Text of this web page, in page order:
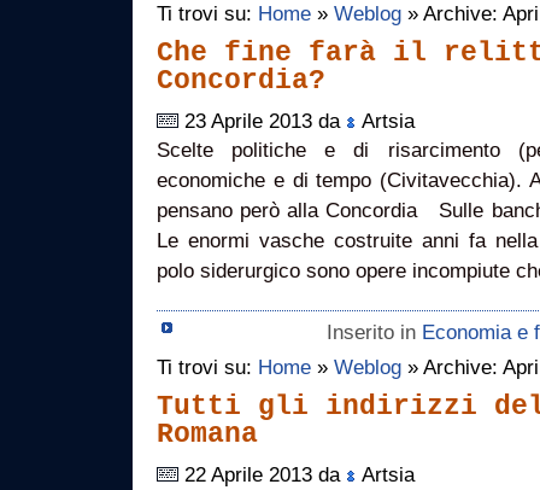
Ti trovi su: Home » Weblog » Archive:
Che fine farà il
Concordia?
23 Aprile 2013 da
Artsia
Scelte politiche e di risarcimento
economiche e di tempo (Civitavecchia).
pensano però alla Concordia Sulle
Le enormi vasche costruite anni fa
polo siderurgico sono opere incompiute
Inserito in Economia e
Ti trovi su: Home » Weblog » Archive:
Tutti gli indirizzi
Romana
22 Aprile 2013 da
Artsia